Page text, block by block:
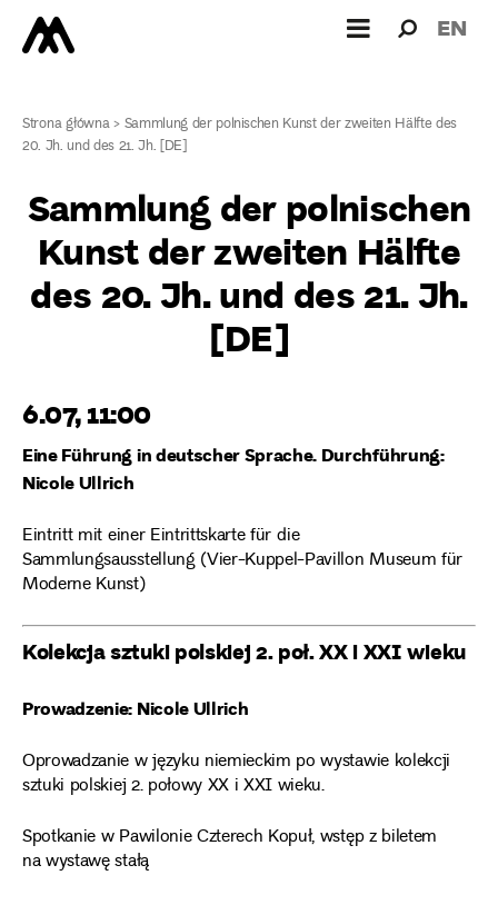
dla: EN
Strona główna>Sammlung der polnischen Kunst der zweiten Hälfte des
20. Jh. und des 21. Jh. [DE]
Sammlung der polnischen
Kunst der zweiten Hälfte
des 20. Jh. und des 21. Jh.
[DE]
6.07, 11:00
Eine Führung in deutscher Sprache. Durchführung:
Nicole Ullrich
Eintritt mit einer Eintrittskarte für die
Sammlungsausstellung (Vier-Kuppel-Pavillon Museum für
Moderne Kunst)
Kolekcja sztuki polskiej 2. poł. XX i XXI wieku
Prowadzenie: Nicole Ullrich
Oprowadzanie w języku niemieckim po wystawie kolekcji
sztuki polskiej 2. połowy XX i XXI wieku.
Spotkanie w Pawilonie Czterech Kopuł, wstęp z biletem
na wystawę stałą